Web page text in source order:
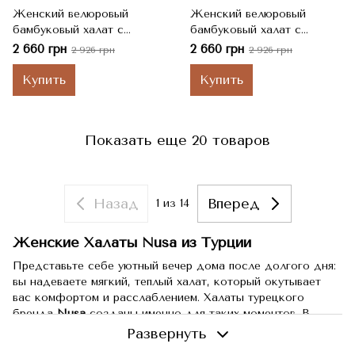
Женский велюровый
бамбуковый халат с
капюшоном на поясе Nusa
ns 6890 murdum, S
2 660 грн 2 926 грн
Купить
Женский велюровый
бамбуковый халат с
капюшоном на поясе Nusa
ns 6890 murdum, 2XL
2 660 грн 2 926 грн
Купить
Показать еще 20 товаров
Назад 1 из 14 Вперед
Женские Халаты Nusa из Турции
Представьте себе уютный вечер дома после долгого дня:
вы надеваете мягкий, теплый халат, который окутывает
вас комфортом и расслаблением. Халаты турецкого
брендаNusaсозданы именно для таких моментов. В
нашем интернет-магазинеBlankets.com.ua
широкий выбор этих замечательных халатов, которые
Развернуть